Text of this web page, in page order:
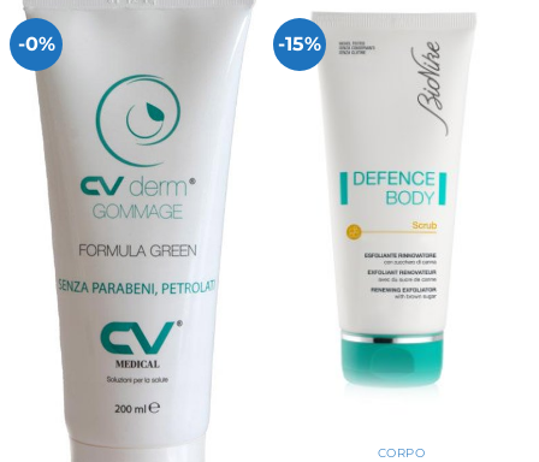
-0% -15%
CORPO